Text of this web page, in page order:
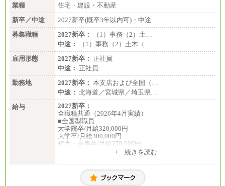
業種
住宅・建設・不動産
新卒／中途
2027新卒(既卒3年以内可)・中途
募集職種
2027新卒：
（1）事務（2）土…
中途：
（1）事務（2）土木（…
雇用形態
2027新卒： 正社員
中途： 正社員
勤務地
2027新卒： 本支店および全国（…
中途： 北海道／宮城県／埼玉県…
給与
2027新卒：
全職種共通（2026年4月実績）
■全国型職員
大学院卒/月給320,000円
大学卒/月給300,000円
短大・高専卒/月給270,000円
大学院卒/月給256,000円～288,000円
大学卒/月給240,000円～270,000円
短大・高専卒/月給216,000円～243,000円
+ 続きを読む